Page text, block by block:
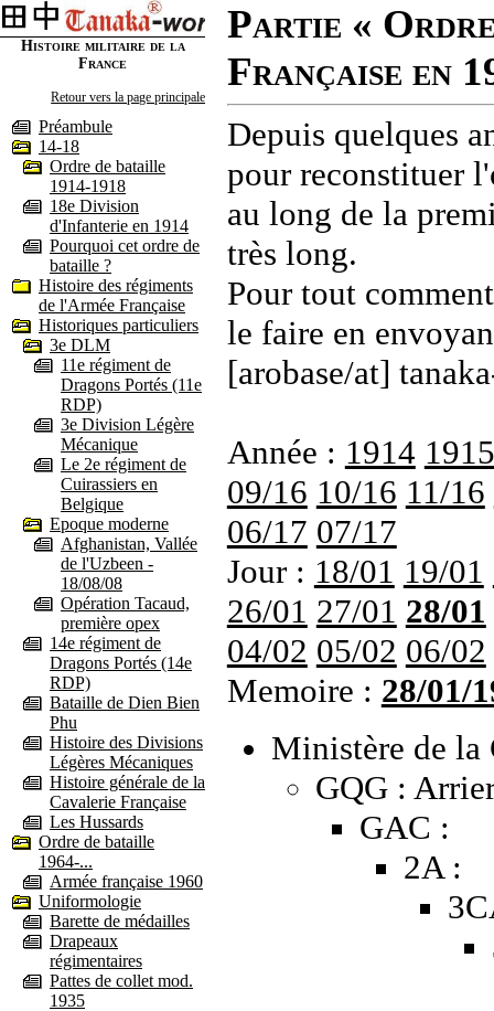
Histoire militaire de la
France
Retour vers la page principale
Préambule
14-18
Ordre de bataille
1914-1918
18e Division
d'Infanterie en 1914
Pourquoi cet ordre de
bataille ?
Histoire des régiments
de l'Armée Française
Historiques particuliers
3e DLM
11e régiment de
Dragons Portés (11e
RDP)
3e Division Légère
Mécanique
Le 2e régiment de
Cuirassiers en
Belgique
Epoque moderne
Afghanistan, Vallée
de l'Uzbeen -
18/08/08
Opération Tacaud,
première opex
14e régiment de
Dragons Portés (14e
RDP)
Bataille de Dien Bien
Phu
Histoire des Divisions
Légères Mécaniques
Histoire générale de la
Cavalerie Française
Les Hussards
Ordre de bataille
1964-...
Armée française 1960
Uniformologie
Barette de médailles
Drapeaux
régimentaires
Pattes de collet mod.
1935
Partie «
Française en
Depuis quelques
pour reconstituer
au long de la
très long.
Pour tout
le faire en
[arobase/at]
Année : 1914 1915
09/16 10/16 11/16
06/17 07/17
Jour : 18/01 19/01
26/01 27/01 28/01
04/02 05/02 06/02
Memoire : 28/01/
Ministère de la
GQG :
GAC :
2A :